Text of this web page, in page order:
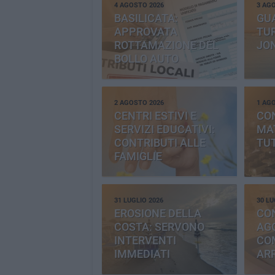
4 AGOSTO 2026
BASILICATA:
APPROVATA
ROTTAMAZIONE DEL
BOLLO AUTO
3
2 AGOSTO 2026
CENTRI ESTIVI E
SERVIZI EDUCATIVI:
CONTRIBUTI ALLE
FAMIGLIE
1
31 LUGLIO 2026
EROSIONE DELLA
COSTA: SERVONO
INTERVENTI
IMMEDIATI
30